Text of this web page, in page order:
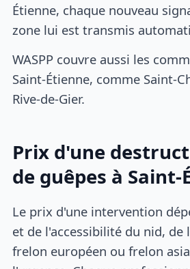
Étienne, chaque nouveau
zone lui est transmis
WASPP couvre aussi les
Saint-Étienne, comme Saint-
Rive-de-Gier.
Prix d'une
de guêpes à Saint-
Le prix d'une intervention
et de l'accessibilité du nid, de
frelon européen ou frelon